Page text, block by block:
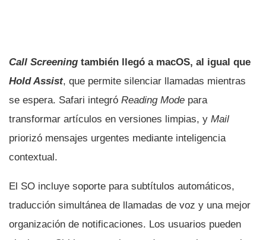
Call Screening también llegó a macOS, al igual que
Hold Assist, que permite silenciar llamadas mientras
se espera. Safari integró Reading Mode para
transformar artículos en versiones limpias, y Mail
priorizó mensajes urgentes mediante inteligencia
contextual.
El SO incluye soporte para subtítulos automáticos,
traducción simultánea de llamadas de voz y una mejor
organización de notificaciones. Los usuarios pueden